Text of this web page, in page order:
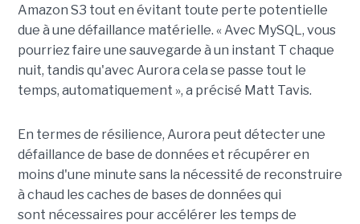
Amazon S3 tout en évitant toute perte potentielle
due à une défaillance matérielle. « Avec MySQL, vous
pourriez faire une sauvegarde à un instant T chaque
nuit, tandis qu'avec Aurora cela se passe tout le
temps, automatiquement », a précisé Matt Tavis.
En termes de résilience, Aurora peut détecter une
défaillance de base de données et récupérer en
moins d'une minute sans la nécessité de reconstruire
à chaud les caches de bases de données qui
sont nécessaires pour accélérer les temps de